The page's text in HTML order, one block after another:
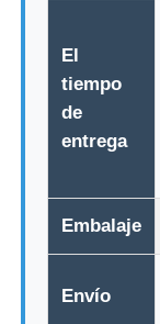
El
tiempo
de
entrega
Embalaje
Envío